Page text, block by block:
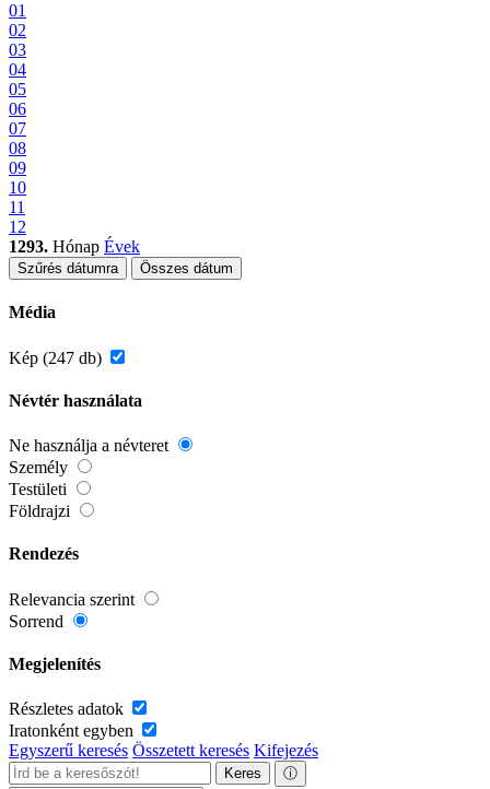
01
02
03
04
05
06
07
08
09
10
11
12
1293. Hónap Évek
Szűrés dátumra Összes dátum
Média
Kép (247 db)
Névtér használata
Ne használja a névteret
Személy
Testületi
Földrajzi
Rendezés
Relevancia szerint
Sorrend
Megjelenítés
Részletes adatok
Iratonként egyben
Egyszerű keresés Összetett keresés Kifejezés
Keres ⓘ